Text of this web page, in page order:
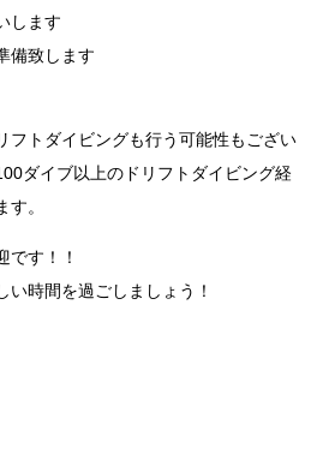
します
備致します
フトダイビングも行う可能性もござい
ダイブ以上のドリフトダイビング経
。
です！！
い時間を過ごしましょう！